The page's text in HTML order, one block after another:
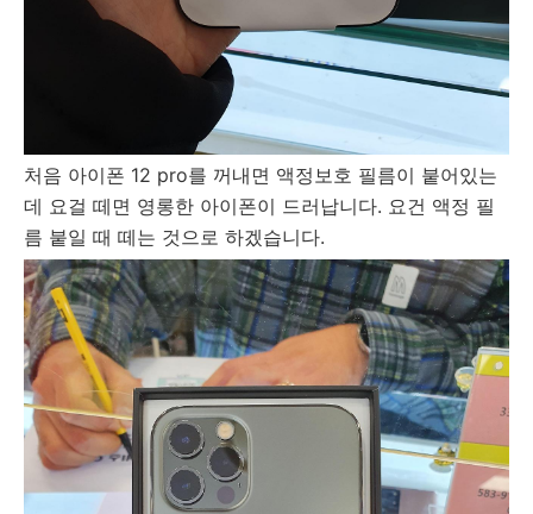
처음 아이폰 12 pro를 꺼내면 액정보호 필름이 붙어있는
데 요걸 떼면 영롱한 아이폰이 드러납니다. 요건 액정 필
름 붙일 때 떼는 것으로 하겠습니다.